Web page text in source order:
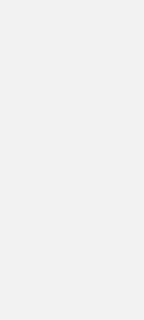
窗)
新視窗)
(另開新視窗)